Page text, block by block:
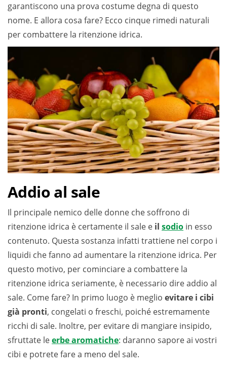
garantiscono una prova costume degna di questo
nome. E allora cosa fare? Ecco cinque rimedi naturali
per combattere la ritenzione idrica.
Addio al sale
Il principale nemico delle donne che soffrono di
ritenzione idrica è certamente il sale e il sodio in esso
contenuto. Questa sostanza infatti trattiene nel corpo i
liquidi che fanno ad aumentare la ritenzione idrica. Per
questo motivo, per cominciare a combattere la
ritenzione idrica seriamente, è necessario dire addio al
sale. Come fare? In primo luogo è meglio evitare i cibi
già pronti, congelati o freschi, poiché estremamente
ricchi di sale. Inoltre, per evitare di mangiare insipido,
sfruttate leerbe aromatiche: daranno sapore ai vostri
cibi e potrete fare a meno del sale.